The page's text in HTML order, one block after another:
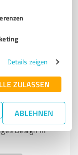
Details zeigen
ZULASSEN
ABLEHNEN
Design in